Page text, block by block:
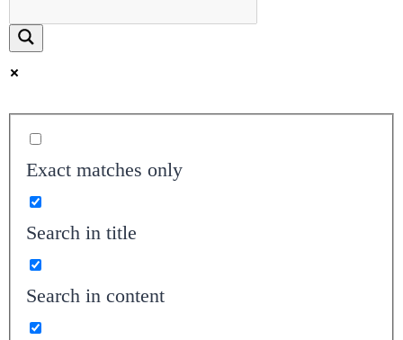
Exact matches only
Search in title
Search in content